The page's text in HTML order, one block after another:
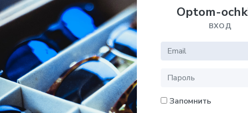
Optom-
ВХОД
Запомнить